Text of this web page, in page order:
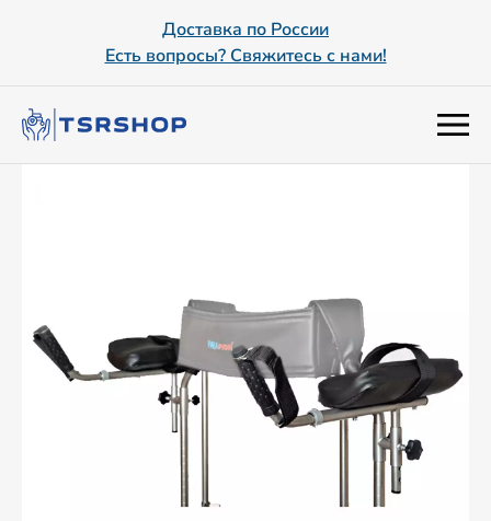
Доставка по России
Есть вопросы? Свяжитесь с нами!